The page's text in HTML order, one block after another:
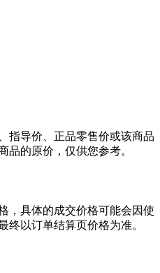
指导价、正品零售价或该商品
品的原价，仅供您参考。
，具体的成交价格可能会因使
终以订单结算页价格为准。